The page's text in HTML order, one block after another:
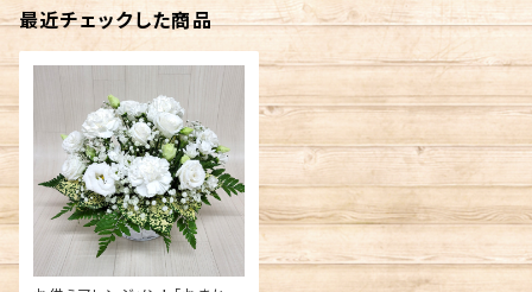
最近チェックした商品